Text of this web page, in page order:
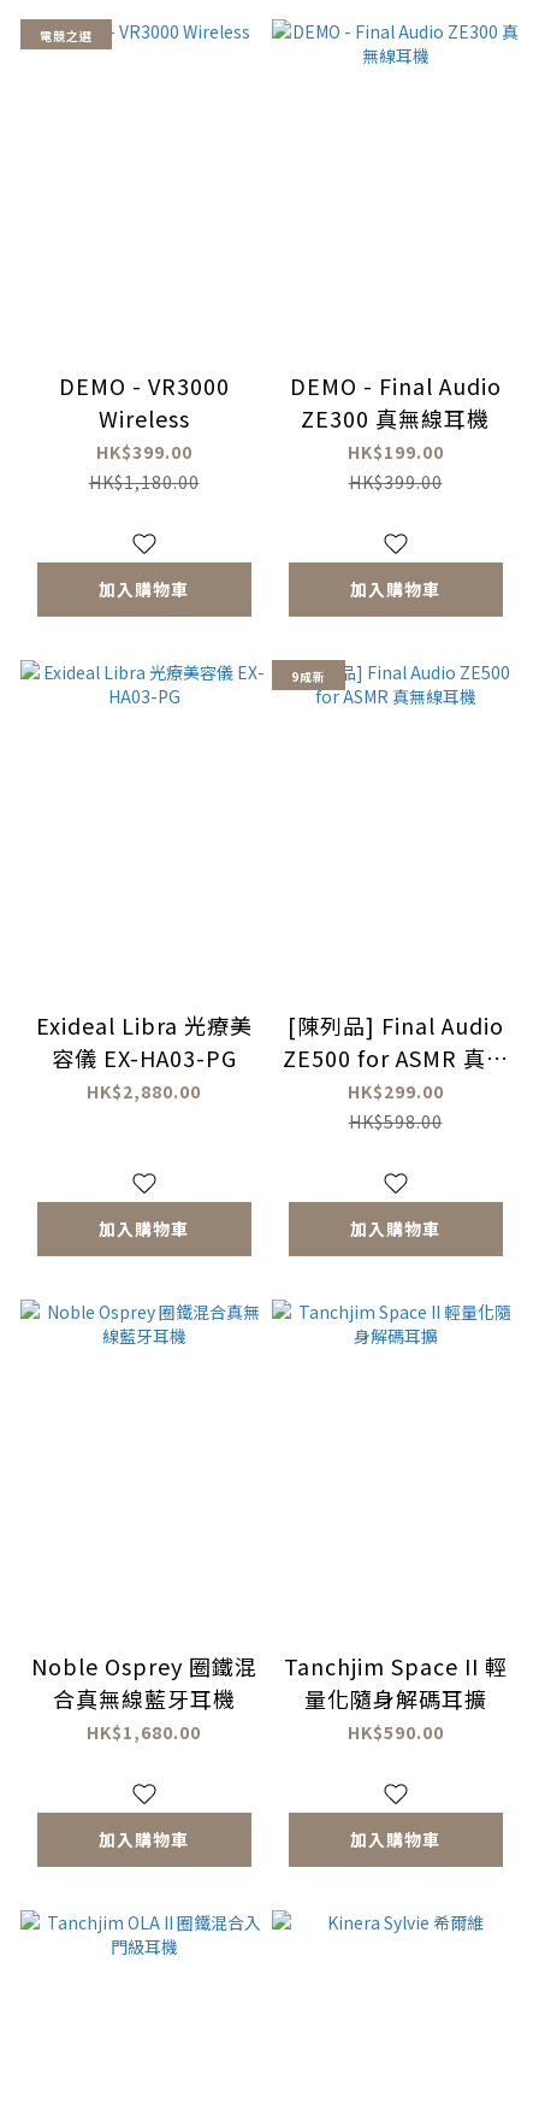
電競之選
DEMO - VR3000
Wireless
HK$399.00
HK$1,180.00
加入購物車
DEMO - Final Audio
ZE300 真無線耳機
HK$199.00
HK$399.00
加入購物車
Exideal Libra 光療美
容儀 EX-HA03-PG
HK$2,880.00
加入購物車
9成新
[陳列品] Final Audio
ZE500 for ASMR 真無
線耳機
HK$299.00
HK$598.00
加入購物車
Noble Osprey 圈鐵混
合真無線藍牙耳機
HK$1,680.00
加入購物車
Tanchjim Space II 輕
量化隨身解碼耳擴
HK$590.00
加入購物車